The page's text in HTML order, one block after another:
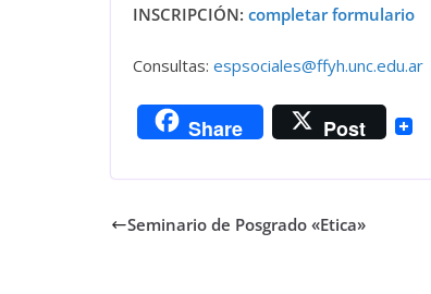
INSCRIPCIÓN: completar formulario
Consultas: espsociales@ffyh.unc.edu.ar
Share Post
Seminario de Posgrado «Etica»